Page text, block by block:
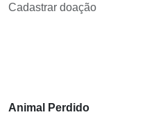
Cadastrar doação
Animal Perdido